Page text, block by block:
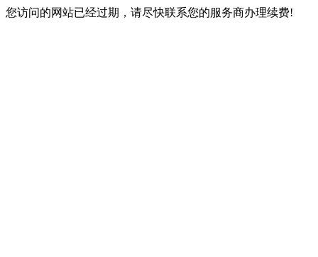
您访问的网站已经过期，请尽快联系您的服务商办理续费!